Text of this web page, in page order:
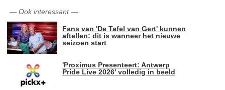
— Ook interessant—
Fans van 'De Tafel van Gert' kunnen
aftellen: dit is wanneer het nieuwe
seizoen start
'Proximus Presenteert: Antwerp
Pride Live 2026' volledig in beeld